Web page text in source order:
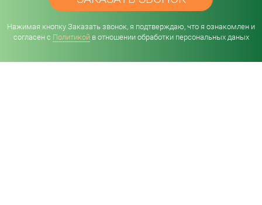
Нажимая кнопку Заказать звонок, я подтверждаю, что я ознакомлен и
согласен с Политикойв отношении обработки персональных даных